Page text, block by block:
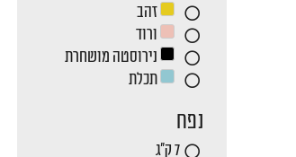
זהב
ורוד
נירוסטה מושחרת
תכלת
נפח
7 ק"ג